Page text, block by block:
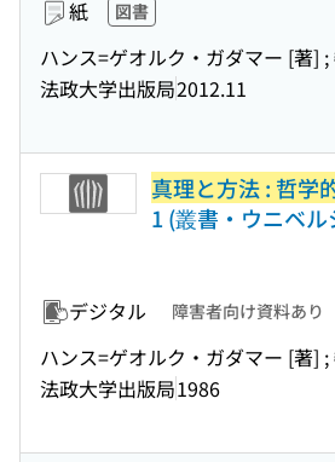
紙 図書
ハンス=ゲオルク・ガダマー [著]
法政大学出版局2012.11
真理と方法 : 哲学
1 (叢書・ウニベル
デジタル 障害者向け資料あり
ハンス=ゲオルク・ガダマー [著]
法政大学出版局1986